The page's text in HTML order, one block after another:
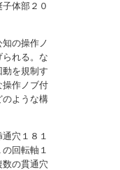
体部２０
の操作ノ
れる。な
を規制す
操作ノブ付
のような構
穴１８１
回転軸１
数の貫通穴